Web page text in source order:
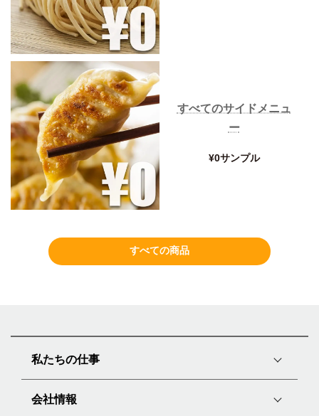
すべてのサイドメニュ
ー
¥0サンプル
すべての商品
私たちの仕事
会社情報